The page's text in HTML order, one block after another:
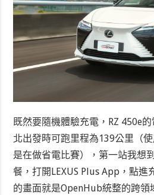
既然要隨機體驗充電，RZ 450e
北出發時可跑里程為139公里（
是在做省電比賽），第一站我想
餐，打開LEXUS Plus App，點進
的畫面就是OpenHub統整的跨領